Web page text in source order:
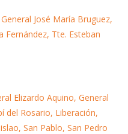
José María Bruguez,
Fernández, Tte. Esteban
Elizardo Aquino, General
del Rosario, Liberación,
San Pablo, San Pedro